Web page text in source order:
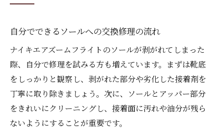
自分でできるソールへの交換修理の流れ
ナイキエアズームフライトのソールが剥がれてしまった
際、自分で修理を試みる方も増えています。まずは靴底
をしっかりと観察し、剥がれた部分や劣化した接着剤を
丁寧に取り除きましょう。次に、ソールとアッパー部分
をきれいにクリーニングし、接着面に汚れや油分が残ら
ないようにすることが重要です。